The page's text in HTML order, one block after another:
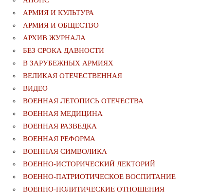
АРМИЯ И КУЛЬТУРА
АРМИЯ И ОБЩЕСТВО
АРХИВ ЖУРНАЛА
БЕЗ СРОКА ДАВНОСТИ
В ЗАРУБЕЖНЫХ АРМИЯХ
ВЕЛИКАЯ ОТЕЧЕСТВЕННАЯ
ВИДЕО
ВОЕННАЯ ЛЕТОПИСЬ ОТЕЧЕСТВА
ВОЕННАЯ МЕДИЦИНА
ВОЕННАЯ РАЗВЕДКА
ВОЕННАЯ РЕФОРМА
ВОЕННАЯ СИМВОЛИКА
ВОЕННО-ИСТОРИЧЕСКИЙ ЛЕКТОРИЙ
ВОЕННО-ПАТРИОТИЧЕСКОЕ ВОСПИТАНИЕ
ВОЕННО-ПОЛИТИЧЕСКИE ОТНОШЕНИЯ